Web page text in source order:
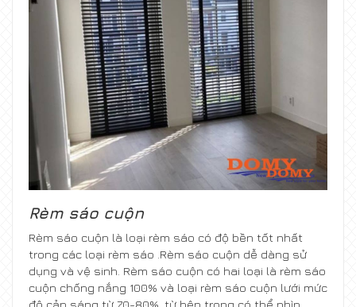
Rèm sáo cuộn
Rèm sáo cuộn là loại rèm sáo có độ bền tốt nhất
trong các loại rèm sáo .Rèm sáo cuộn dễ dàng sử
dụng và vệ sinh. Rèm sáo cuộn có hai loại là rèm sáo
cuộn chống nắng 100% và loại rèm sáo cuộn lưới mức